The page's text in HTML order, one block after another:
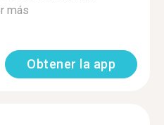
más
Obtener la app